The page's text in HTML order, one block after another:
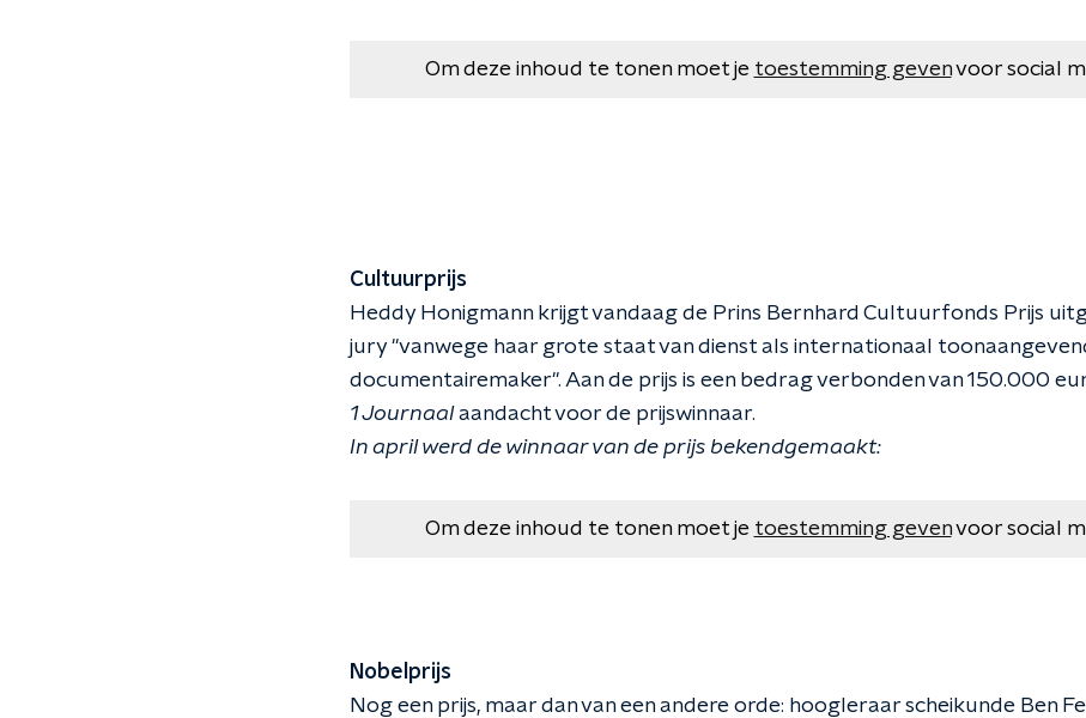
Om deze inhoud te tonen moet je toestemming gevenvoor social
Cultuurprijs
Heddy Honigmann krijgt vandaag de Prins Bernhard Cultuurfonds Prijs
jury "vanwege haar grote staat van dienst als internationaal
documentairemaker". Aan de prijs is een bedrag verbonden van 150.000
1 Journaalaandacht voor de prijswinnaar.
In april werd de winnaar van de prijs bekendgemaakt:
Om deze inhoud te tonen moet je toestemming gevenvoor social
Nobelprijs
Nog een prijs, maar dan van een andere orde: hoogleraar scheikunde Ben